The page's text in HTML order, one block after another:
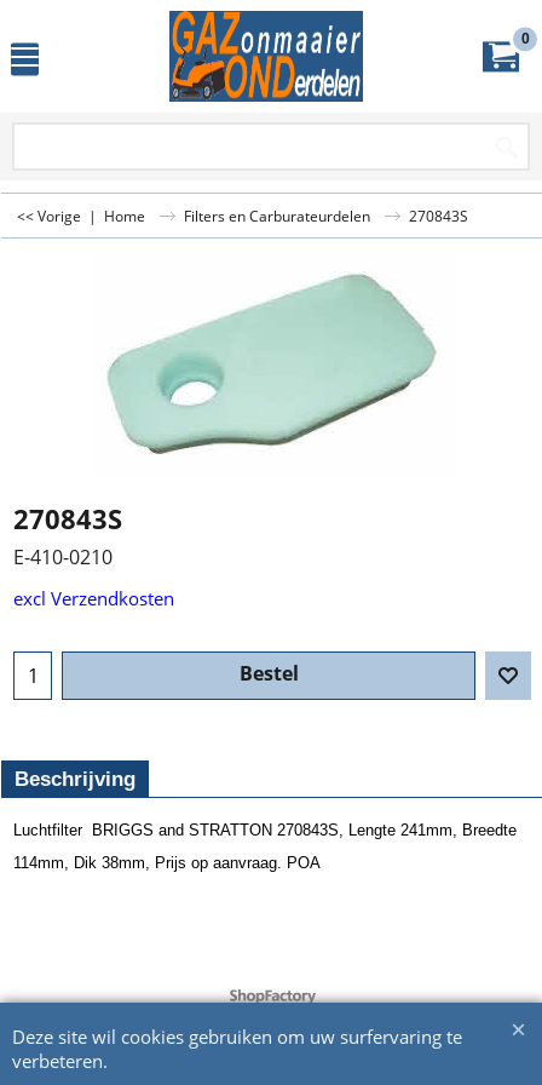
0
<< Vorige | Home Filters en Carburateurdelen 270843S
270843S
E-410-0210
excl Verzendkosten
Bestel
Beschrijving
Luchtfilter BRIGGS and STRATTON 270843S, Lengte 241mm, Breedte
114mm, Dik 38mm, Prijs op aanvraag. POA
Webwinkel gemaakt met ShopFactory webwinkel software.
Deze site wil cookies gebruiken om uw surfervaring te
verbeteren.